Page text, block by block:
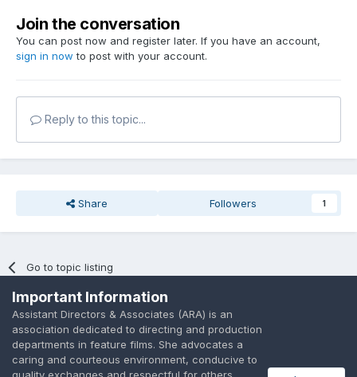
Join the conversation
You can post now and register later. If you have an account,
sign in now to post with your account.
Reply to this topic...
Share Followers 1
Go to topic listing
Language Privacy Policy Contact Us Cookies
Important Information
Assistant Directors & Associates (ARA) is an
association dedicated to directing and production
departments in feature films. She advocates a
caring and courteous environment, conducive to